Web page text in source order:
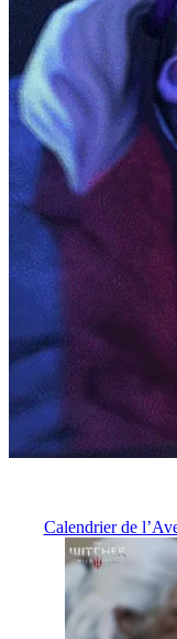
Calendrier de